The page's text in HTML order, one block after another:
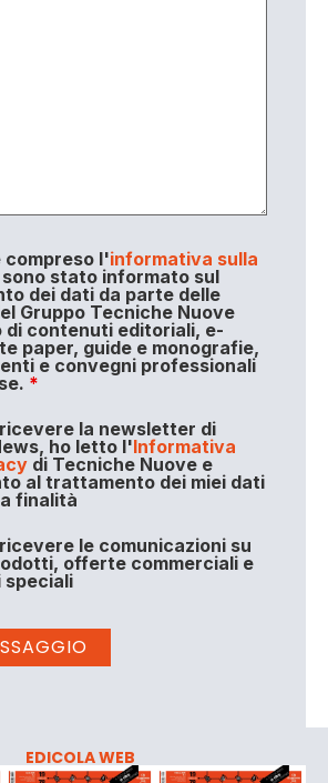
compreso l'informativa sulla
stato informato sul
dei dati da parte delle
Gruppo Tecniche Nuove
di contenuti editoriali, e-
paper, guide e monografie,
e convegni professionali
*
la newsletter di
ho letto l'Informativa
di Tecniche Nuove e
al trattamento dei miei dati
finalità
le comunicazioni su
offerte commerciali e
EDICOLA WEB